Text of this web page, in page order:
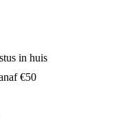
in huis
€50